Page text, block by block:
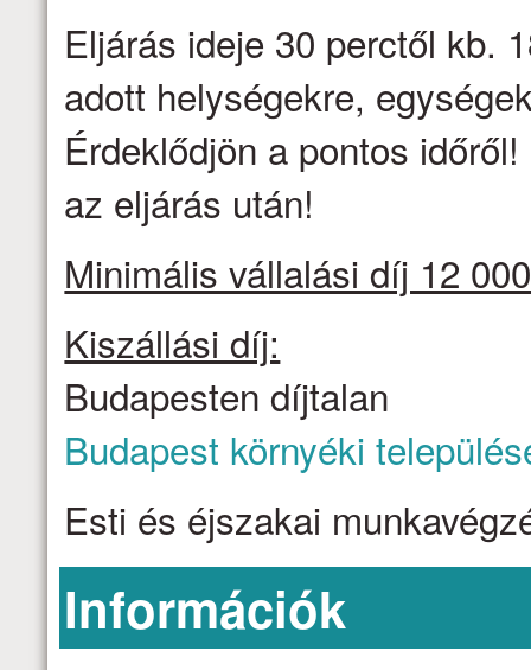
Eljárás ideje 30 perctől kb.
adott helységekre,
Érdeklődjön a pontos
az eljárás után!
Minimális vállalási díj 12
Kiszállási díj:
Budapesten díjtalan
Budapest környéki
Esti és éjszakai
Információk